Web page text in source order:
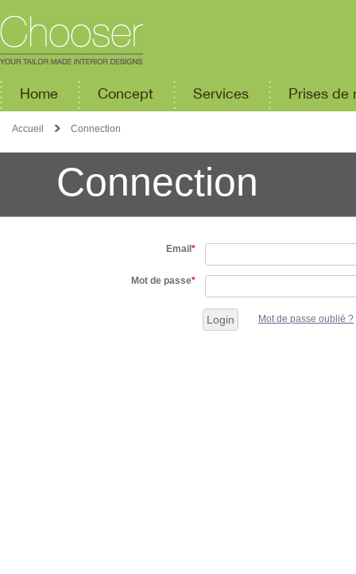
Home Concept Services Prises de
Accueil Connection
Connection
Email *
Mot de passe*
Mot de passe oublié ?